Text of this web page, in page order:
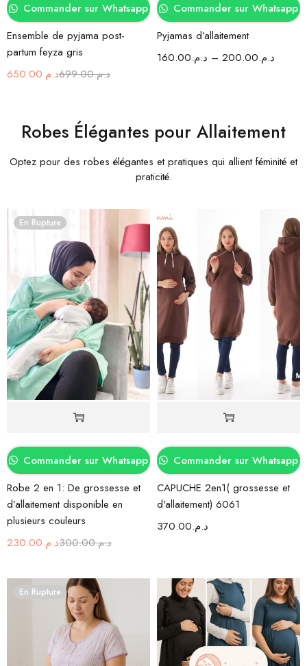
Commander sur Whatsapp
Ensemble de pyjama post-
partum feyza gris
د.م.699.00د.م.650.00
Commander sur Whatsapp
Pyjamas d’allaitement
د.م.160.00 – د.م.200.00
Robes Élégantes pour Allaitement
Optez pour des robes élégantes et pratiques qui allient féminité et
praticité.
En Rupture
Commander sur Whatsapp
Robe 2 en 1: De grossesse et
d’allaitement disponible en
plusieurs couleurs
د.م.300.00د.م.230.00
Commander sur Whatsapp
CAPUCHE 2en1( grossesse et
d'allaitement) 6061
د.م.370.00
En Rupture